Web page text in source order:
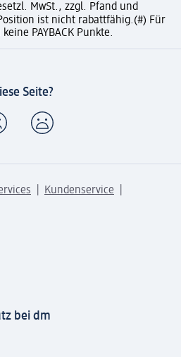
MwSt., zzgl. Pfand und
ist nicht rabattfähig.(#) Für
PAYBACK Punkte.
Seite?
Kundenservice
bei dm